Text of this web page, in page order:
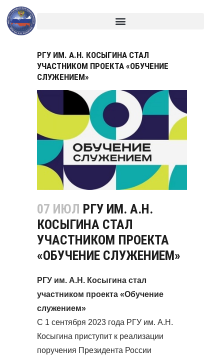
РГУ ИМ. А.Н. КОСЫГИНА СТАЛ
УЧАСТНИКОМ ПРОЕКТА «ОБУЧЕНИЕ
СЛУЖЕНИЕМ»
07 ИЮЛ РГУ ИМ. А.Н.
КОСЫГИНА СТАЛ
УЧАСТНИКОМ ПРОЕКТА
«ОБУЧЕНИЕ СЛУЖЕНИЕМ»
РГУ им. А.Н. Косыгина стал
участником проекта «Обучение
служением»
С 1 сентября 2023 года РГУ им. А.Н.
Косыгина приступит к реализации
поручения Президента России